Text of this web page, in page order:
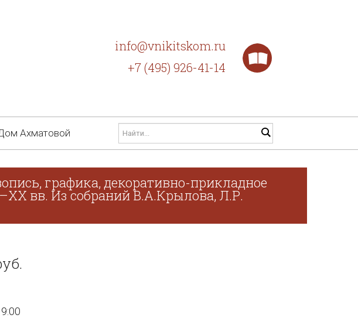
info@vnikitskom.ru
+7 (495) 926-41-14
Ахматовой
графика, декоративно-прикладное
вв. Из собраний В.А.Крылова, Л.Р.